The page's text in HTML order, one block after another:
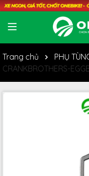
Trang chủ PHỤ
CRANKBROTHERS-